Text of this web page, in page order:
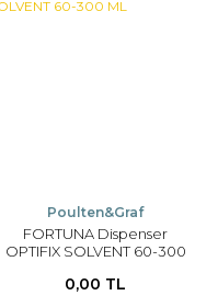
Poulten&Graf
FORTUNA Dispenser
OPTIFIX SOLVENT 60-300
0,00 TL